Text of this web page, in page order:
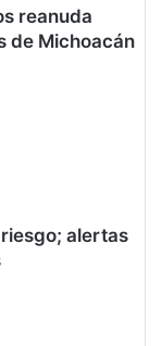
reanuda
de Michoacán
alertas